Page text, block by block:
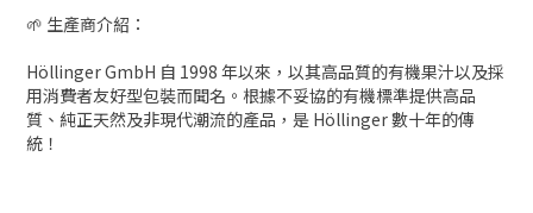
🌱 生產商介紹：
Höllinger GmbH 自 1998 年以來，以其高品質的有機果汁以及採
用消費者友好型包裝而聞名。根據不妥協的有機標準提供高品
質、純正天然及非現代潮流的產品，是 Höllinger 數十年的傳
統！